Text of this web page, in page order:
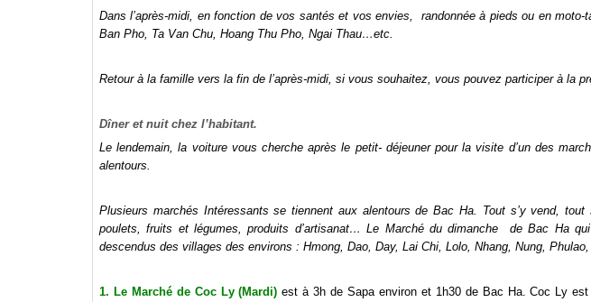
Dans l’après-midi, en fonction de vos santés et vos envies, randonnée à pieds ou en
Ban Pho, Ta Van Chu, Hoang Thu Pho, Ngai Thau…etc.
Retour à la famille vers la fin de l’après-midi, si vous souhaitez, vous pouvez participer à la
Dîner et nuit chez l’habitant.
Le lendemain, la voiture vous cherche après le petit- déjeuner pour la visite d’un des
alentours.
Plusieurs marchés Intéressants se tiennent aux alentours de Bac Ha. Tout s’y vend,
poulets, fruits et légumes, produits d’artisanat… Le Marché du dimanche de Bac Ha
descendus des villages des environs : Hmong, Dao, Day, Lai Chi, Lolo, Nhang, Nung,
1. Le Marché de Coc Ly (Mardi) est à 3h de Sapa environ et 1h30 de Bac Ha. Coc Ly